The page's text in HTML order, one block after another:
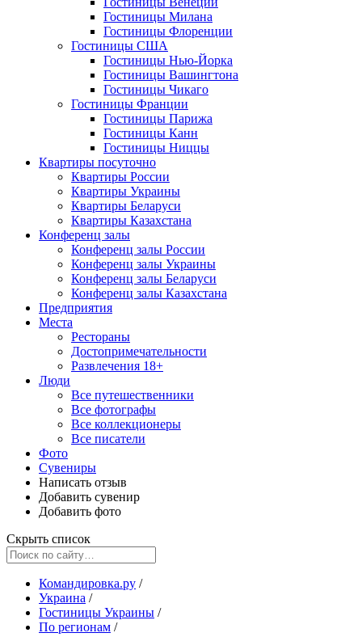
Гостиницы Милана
Гостиницы Флоренции
Гостиницы США
Гостиницы Нью-Йорка
Гостиницы Вашингтона
Гостиницы Чикаго
Гостиницы Франции
Гостиницы Парижа
Гостиницы Канн
Гостиницы Ниццы
Квартиры посуточно
Квартиры России
Квартиры Украины
Квартиры Беларуси
Квартиры Казахстана
Конференц залы
Конференц залы России
Конференц залы Украины
Конференц залы Беларуси
Конференц залы Казахстана
Предприятия
Места
Рестораны
Достопримечательности
Развлечения 18+
Люди
Все путешественники
Все фотографы
Все коллекционеры
Все писатели
Фото
Сувениры
Написать отзыв
Добавить сувенир
Добавить фото
Скрыть список
Командировка.ру /
Украина /
Гостиницы Украины /
По регионам /